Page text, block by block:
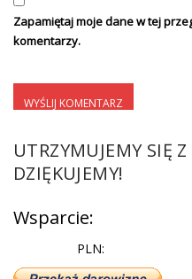
Zapamiętaj moje dane w tej
komentarzy.
UTRZYMUJEMY SIĘ
DZIĘKUJEMY!
Wsparcie:
PLN: